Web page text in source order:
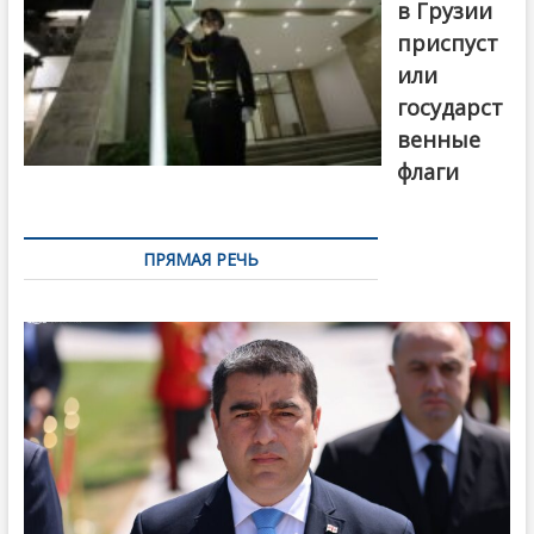
в Грузии
приспуст
или
государст
венные
флаги
ПРЯМАЯ РЕЧЬ